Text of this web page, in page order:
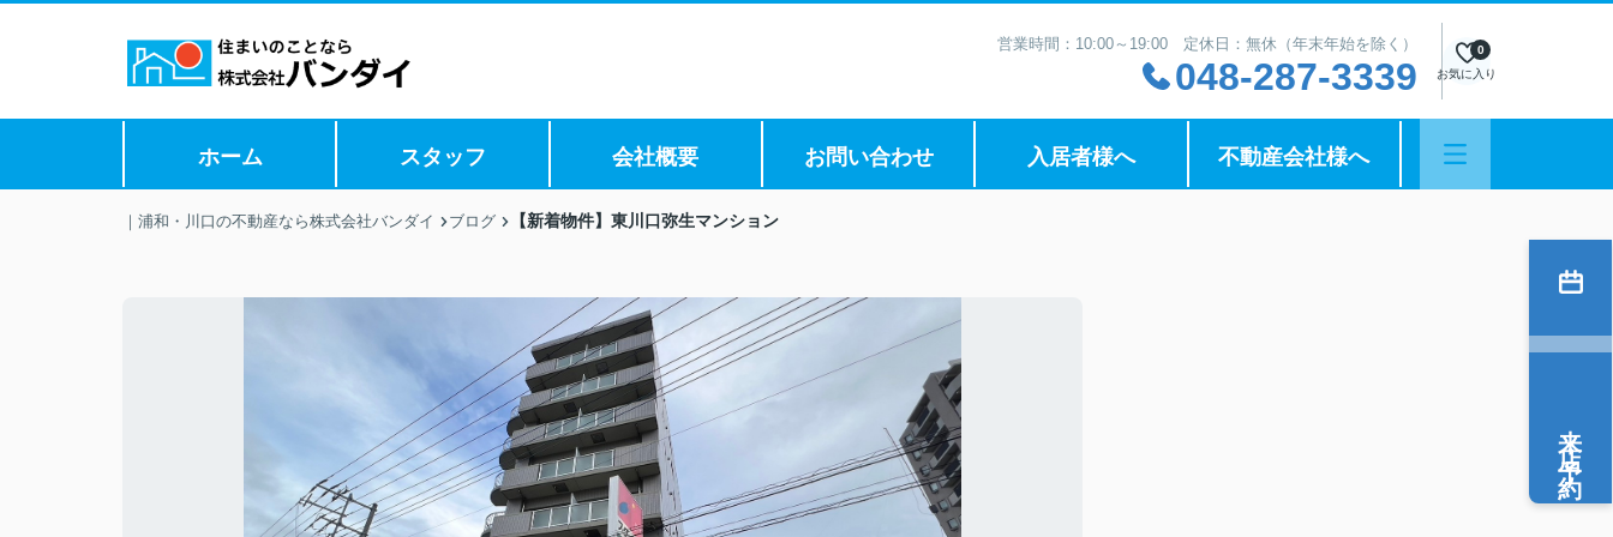
営業時間：10:00～19:00 定休日：無休（年末年始を除く）
048-287-3339 お気に入り
0
ホーム スタッフ 会社概要 お問い合わせ 入居者様へ 不動産会社様へ
｜浦和・川口の不動産なら株式会社バンダイ ブログ 【新着物件】東川口弥生マンション
来店予約